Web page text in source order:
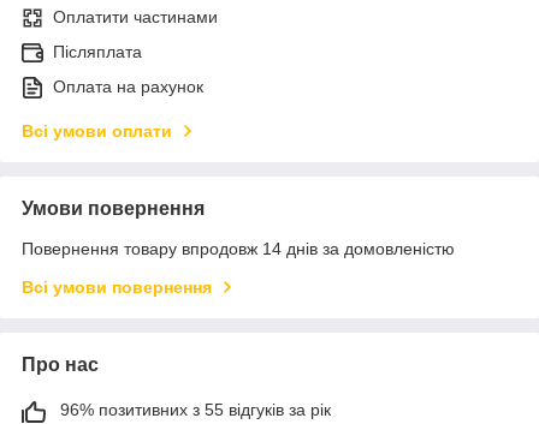
Оплатити частинами
Післяплата
Оплата на рахунок
Всі умови оплати
Умови повернення
Повернення товару впродовж 14 днів за домовленістю
Всі умови повернення
Про нас
96% позитивних з 55 відгуків за рік